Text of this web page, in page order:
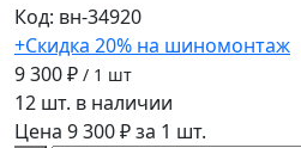
Код: вн-34920
+Скидка 20% на шиномонтаж
9 300 ₽ / 1 шт
12 шт. в наличии
Цена 9 300 ₽ за 1 шт.